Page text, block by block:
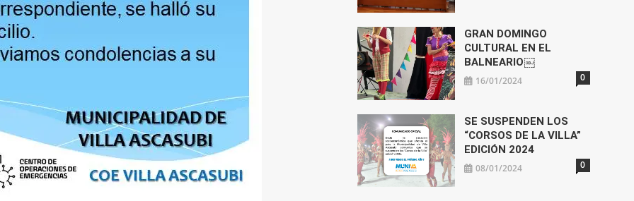
GRAN DOMINGO
CULTURAL EN EL
BALNEARIO￼
16/01/2024 0
SE SUSPENDEN LOS
“CORSOS DE LA VILLA”
EDICIÓN 2024
08/01/2024 0